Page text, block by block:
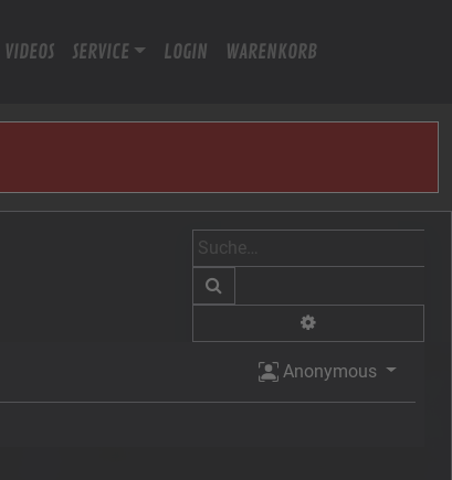
VIDEOS SERVICE LOGIN WARENKORB
Anonymous